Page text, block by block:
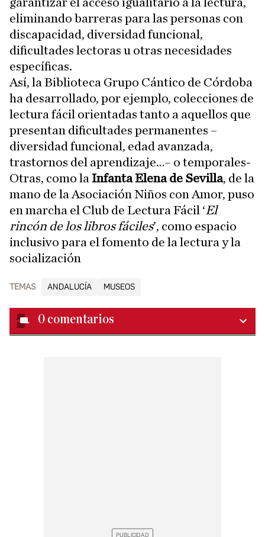
eliminando barreras para las personas con
discapacidad, diversidad funcional,
dificultades lectoras u otras necesidades
específicas.
Así, la Biblioteca Grupo Cántico de Córdoba
ha desarrollado, por ejemplo, colecciones de
lectura fácil orientadas tanto a aquellos que
presentan dificultades permanentes –
diversidad funcional, edad avanzada,
trastornos del aprendizaje…– o temporales-
Otras, como la Infanta Elena de Sevilla, de la
mano de la Asociación Niños con Amor, puso
en marcha el Club de Lectura Fácil ‘El
rincón de los libros fáciles’, como espacio
inclusivo para el fomento de la lectura y la
socialización
TEMAS ANDALUCÍA MUSEOS
0 comentarios